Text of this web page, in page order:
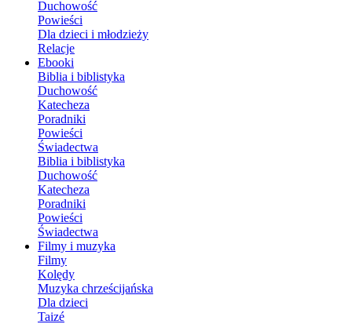
Duchowość
Powieści
Dla dzieci i młodzieży
Relacje
Ebooki
Biblia i biblistyka
Duchowość
Katecheza
Poradniki
Powieści
Świadectwa
Biblia i biblistyka
Duchowość
Katecheza
Poradniki
Powieści
Świadectwa
Filmy i muzyka
Filmy
Kolędy
Muzyka chrześcijańska
Dla dzieci
Taizé